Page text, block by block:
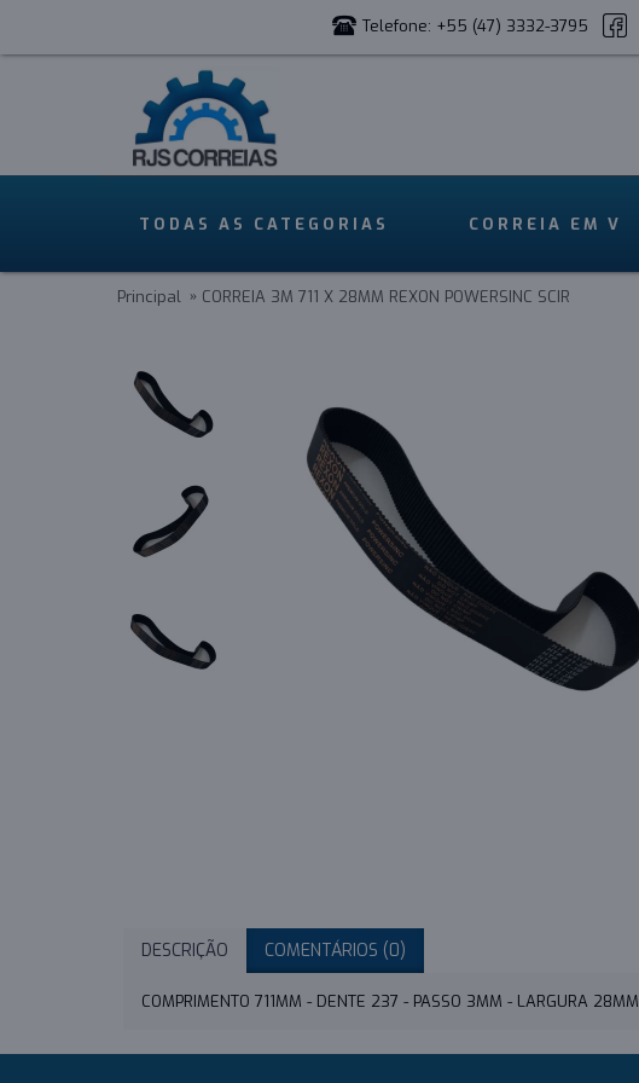
Telefone: +55 (47) 3332-3795
TODAS AS CATEGORIAS CORREIA EM V
Principal CORREIA 3M 711 X 28MM REXON POWERSINC SCIR
DESCRIÇÃO COMENTÁRIOS (0)
COMPRIMENTO 711MM - DENTE 237 - PASSO 3MM - LARGURA 28MM